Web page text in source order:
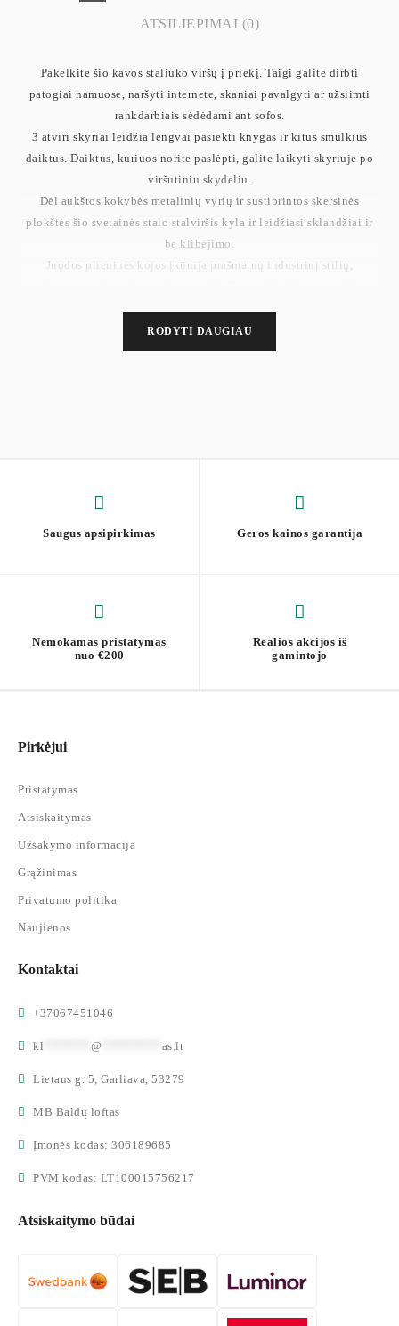
ATSILIEPIMAI (0)
Pakelkite šio kavos staliuko viršų į priekį. Taigi galite dirbti
patogiai namuose, naršyti internete, skaniai pavalgyti ar užsiimti
rankdarbiais sėdėdami ant sofos.
3 atviri skyriai leidžia lengvai pasiekti knygas ir kitus smulkius
daiktus. Daiktus, kuriuos norite paslėpti, galite laikyti skyriuje po
viršutiniu skydeliu.
Dėl aukštos kokybės metalinių vyrių ir sustiprintos skersinės
plokštės šio svetainės stalo stalviršis kyla ir leidžiasi sklandžiai ir
be klibėjimo.
Juodos plieninės kojos įkūnija prašmatnų industrinį stilių,
kambarį naudodami šį sofos stalą!
Naudodami pažymėtas dalis ir aiškias instrukcijas galite lengvai
RODYTI DAUGIAU
Saugus apsipirkimas Geros kainos garantija
Nemokamas pristatymas
nuo €200
Realios akcijos iš
gamintojo
Pirkėjui
Pristatymas
Atsiskaitymas
Užsakymo informacija
Grąžinimas
Privatumo politika
Naujienos
Kontaktai
+37067451046
kl @ as.lt
Lietaus g. 5, Garliava, 53279
MB Baldų loftas
Įmonės kodas: 306189685
PVM kodas: LT100015756217
Atsiskaitymo būdai